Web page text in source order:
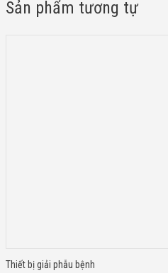
Sản phẩm tương tự
Thiết bị giải phẫu bệnh